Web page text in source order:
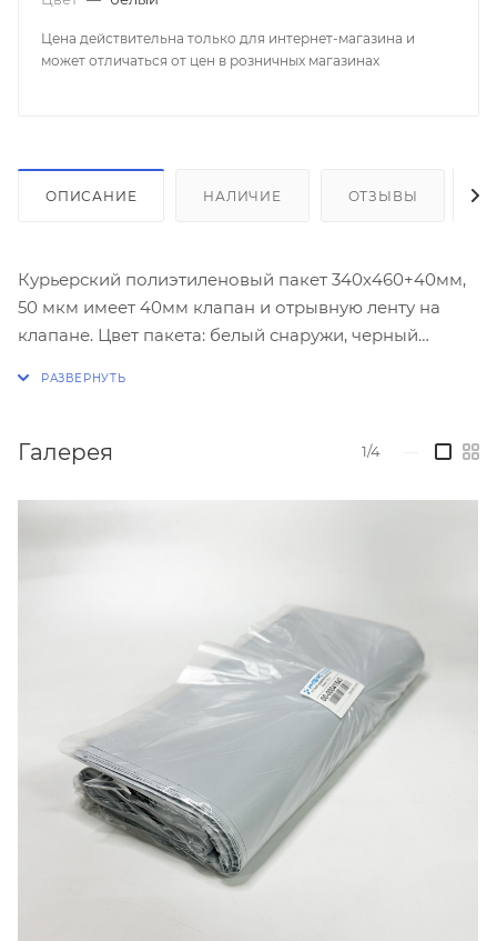
Цена действительна только для интернет-магазина и
может отличаться от цен в розничных магазинах
ОПИСАНИЕ НАЛИЧИЕ ОТЗЫВЫ
Курьерский полиэтиленовый пакет 340х460+40мм,
50 мкм имеет 40мм клапан и отрывную ленту на
клапане. Цвет пакета: белый снаружи, черный
по почте.
Галерея 1/4